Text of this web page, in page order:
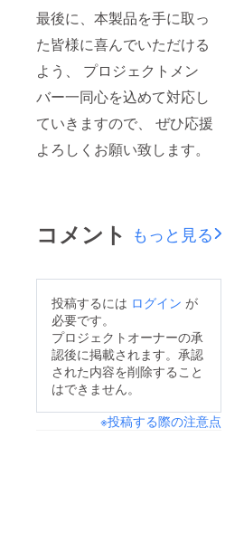
最後に、本製品を手に取っ
た皆様に喜んでいただける
よう、 プロジェクトメン
バー一同心を込めて対応し
ていきますので、 ぜひ応援
よろしくお願い致します。
コメント もっと見る
投稿するには ログイン が
必要です。
プロジェクトオーナーの承
認後に掲載されます。承認
された内容を削除すること
はできません。
※投稿する際の注意点